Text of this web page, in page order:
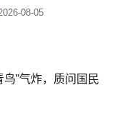
08-05
鸟”气炸，质问国民